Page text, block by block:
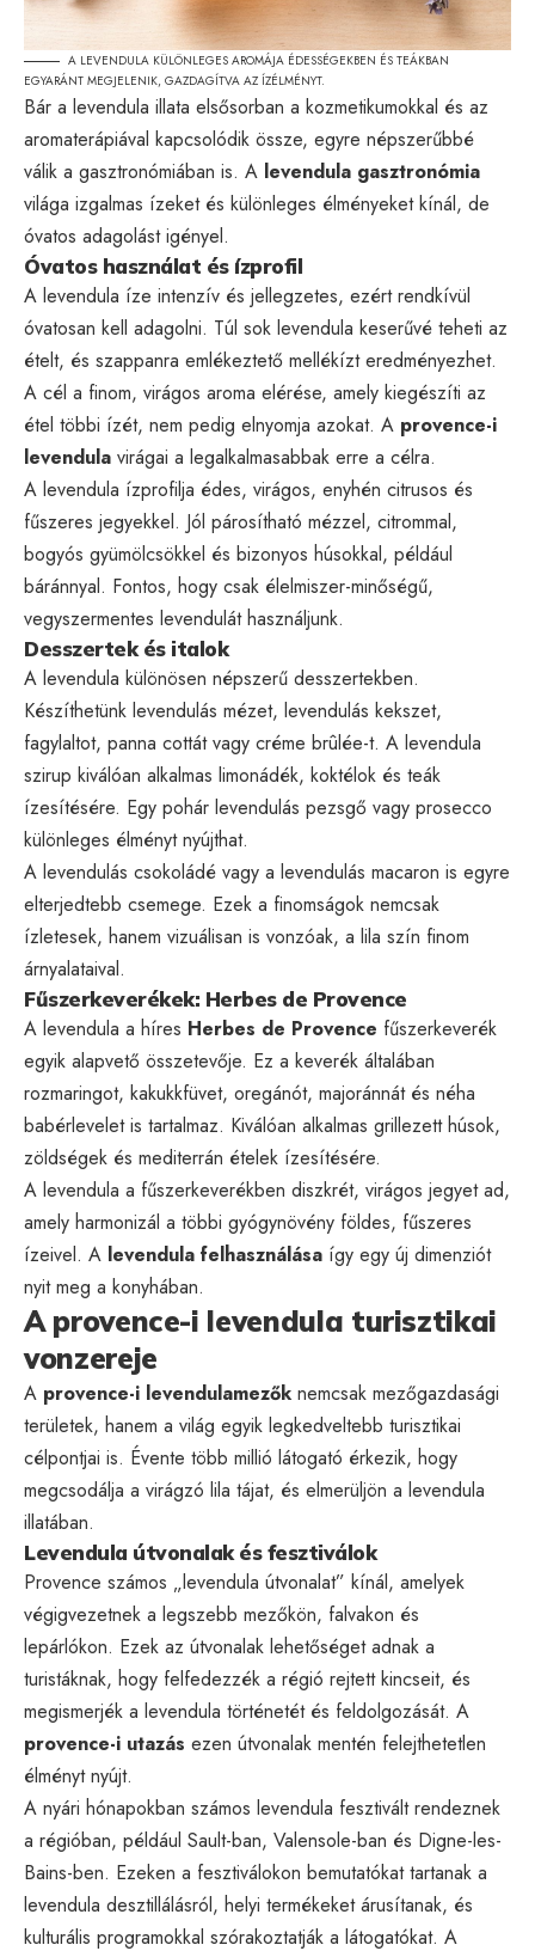
A LEVENDULA KÜLÖNLEGES AROMÁJA ÉDESSÉGEKBEN ÉS TEÁKBAN
EGYARÁNT MEGJELENIK, GAZDAGÍTVA AZ ÍZÉLMÉNYT.
Bár a levendula illata elsősorban a kozmetikumokkal és az
aromaterápiával kapcsolódik össze, egyre népszerűbbé
válik a gasztronómiában is. A levendula gasztronómia
világa izgalmas ízeket és különleges élményeket kínál, de
óvatos adagolást igényel.
Óvatos használat és ízprofil
A levendula íze intenzív és jellegzetes, ezért rendkívül
óvatosan kell adagolni. Túl sok levendula keserűvé teheti az
ételt, és szappanra emlékeztető mellékízt eredményezhet.
A cél a finom, virágos aroma elérése, amely kiegészíti az
étel többi ízét, nem pedig elnyomja azokat. A provence-i
levendula virágai a legalkalmasabbak erre a célra.
A levendula ízprofilja édes, virágos, enyhén citrusos és
fűszeres jegyekkel. Jól párosítható mézzel, citrommal,
bogyós gyümölcsökkel és bizonyos húsokkal, például
báránnyal. Fontos, hogy csak élelmiszer-minőségű,
vegyszermentes levendulát használjunk.
Desszertek és italok
A levendula különösen népszerű desszertekben.
Készíthetünk levendulás mézet, levendulás kekszet,
fagylaltot, panna cottát vagy créme brûlée-t. A levendula
szirup kiválóan alkalmas limonádék, koktélok és teák
ízesítésére. Egy pohár levendulás pezsgő vagy prosecco
különleges élményt nyújthat.
A levendulás csokoládé vagy a levendulás macaron is egyre
elterjedtebb csemege. Ezek a finomságok nemcsak
ízletesek, hanem vizuálisan is vonzóak, a lila szín finom
árnyalataival.
Fűszerkeverékek: Herbes de Provence
A levendula a híres Herbes de Provence fűszerkeverék
egyik alapvető összetevője. Ez a keverék általában
rozmaringot, kakukkfüvet, oregánót, majoránnát és néha
babérlevelet is tartalmaz. Kiválóan alkalmas grillezett húsok,
zöldségek és mediterrán ételek ízesítésére.
A levendula a fűszerkeverékben diszkrét, virágos jegyet ad,
amely harmonizál a többi gyógynövény földes, fűszeres
ízeivel. A levendula felhasználása így egy új dimenziót
nyit meg a konyhában.
A provence-i levendula turisztikai
vonzereje
A provence-i levendulamezők nemcsak mezőgazdasági
területek, hanem a világ egyik legkedveltebb turisztikai
célpontjai is. Évente több millió látogató érkezik, hogy
megcsodálja a virágzó lila tájat, és elmerüljön a levendula
illatában.
Levendula útvonalak és fesztiválok
Provence számos „levendula útvonalat” kínál, amelyek
végigvezetnek a legszebb mezőkön, falvakon és
lepárlókon. Ezek az útvonalak lehetőséget adnak a
turistáknak, hogy felfedezzék a régió rejtett kincseit, és
megismerjék a levendula történetét és feldolgozását. A
provence-i utazás ezen útvonalak mentén felejthetetlen
élményt nyújt.
A nyári hónapokban számos levendula fesztivált rendeznek
a régióban, például Sault-ban, Valensole-ban és Digne-les-
Bains-ben. Ezeken a fesztiválokon bemutatókat tartanak a
levendula desztillálásról, helyi termékeket árusítanak, és
kulturális programokkal szórakoztatják a látogatókat. A